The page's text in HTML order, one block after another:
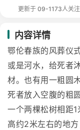
更新于 09-1173人关注
内容详情
鄂伦春族的风葬仪
或是河水，给死者
材。也有用一粗圆
死者放入空腹的粗
一个两棵松树相距
高约2米左右的地